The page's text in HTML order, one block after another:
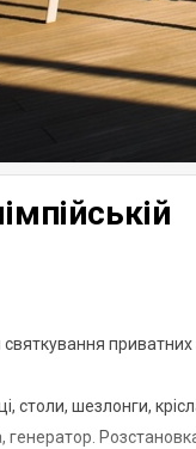
приватних
столи, шезлонги,
генератор.